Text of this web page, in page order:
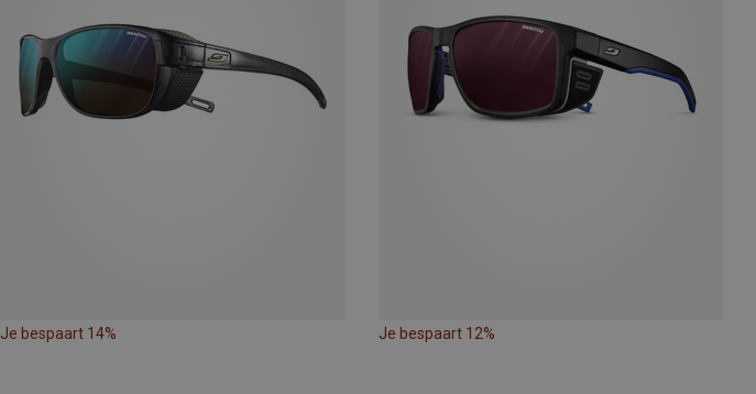
Je bespaart 14% Je bespaart 12%